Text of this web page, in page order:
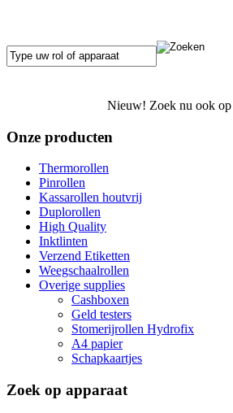
Nieuw! Zoek nu ook
Onze producten
Thermorollen
Pinrollen
Kassarollen houtvrij
Duplorollen
High Quality
Inktlinten
Verzend Etiketten
Weegschaalrollen
Overige supplies
Cashboxen
Geld testers
Stomerijrollen Hydrofix
A4 papier
Schapkaartjes
Zoek op apparaat